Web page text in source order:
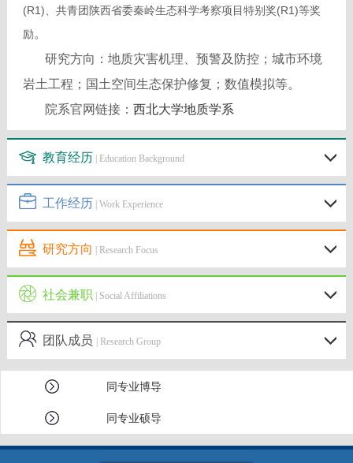
(R1)、共青团陕西省委秦岭生态科学考察项目特别奖(R1)等奖
励。
研究方向：地质灾害机理、预警及防控；城市环境
岩土工程；国土空间生态保护修复；数值模拟等。
院系官网链接： 西北大学地质学系
教育经历 | Education Background
工作经历 | Work Experience
研究方向 | Research Focus
社会兼职| Social Affiliations
团队成员 | Research Group
同专业博导
同专业硕导